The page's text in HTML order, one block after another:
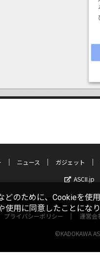
ニュース ガジェット
ASCII.jp
プライバシーポリシー 運営会
©KADOKAWA
のために、Cookieを使
用に同意したことにな